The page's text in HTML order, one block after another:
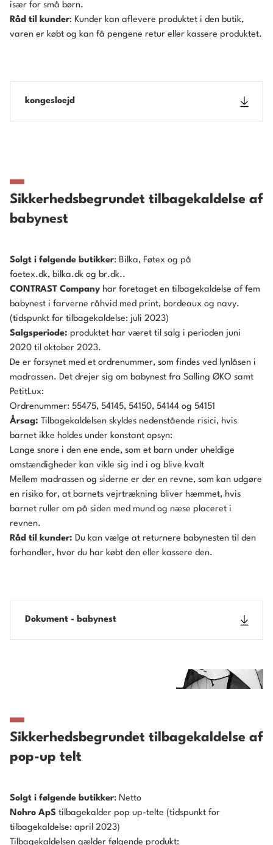
især for små børn.
Råd til kunder: Kunder kan aflevere produktet i den butik,
varen er købt og kan få pengene retur eller kassere produktet.
kongesloejd
Sikkerhedsbegrundet tilbagekaldelse af
babynest
Solgt i følgende butikker: Bilka, Føtex og på
foetex.dk, bilka.dk og br.dk..
CONTRAST Company har foretaget en tilbagekaldelse af fem
babynest i farverne råhvid med print, bordeaux og navy.
(tidspunkt for tilbagekaldelse: juli 2023)
Salgsperiode: produktet har været til salg i perioden juni
2020 til oktober 2023.
De er forsynet med et ordrenummer, som findes ved lynlåsen i
madrassen. Det drejer sig om babynest fra Salling ØKO samt
PetitLux:
Ordrenummer: 55475, 54145, 54150, 54144 og 54151
Årsag: Tilbagekaldelsen skyldes nedenstående risici, hvis
barnet ikke holdes under konstant opsyn:
Lange snore i den ene ende, som et barn under uheldige
omstændigheder kan vikle sig ind i og blive kvalt
Mellem madrassen og siderne er der en revne, som kan udgøre
en risiko for, at barnets vejrtrækning bliver hæmmet, hvis
barnet ruller om på siden med mund og næse placeret i
revnen.
Råd til kunder: Du kan vælge at returnere babynesten til den
forhandler, hvor du har købt den eller kassere den.
Dokument - babynest
Sikkerhedsbegrundet tilbagekaldelse af
pop-up telt
Solgt i følgende butikker: Netto
Nohro ApS tilbagekalder pop up-telte (tidspunkt for
tilbagekaldelse: april 2023)
Tilbagekaldelsen gælder følgende produkt: